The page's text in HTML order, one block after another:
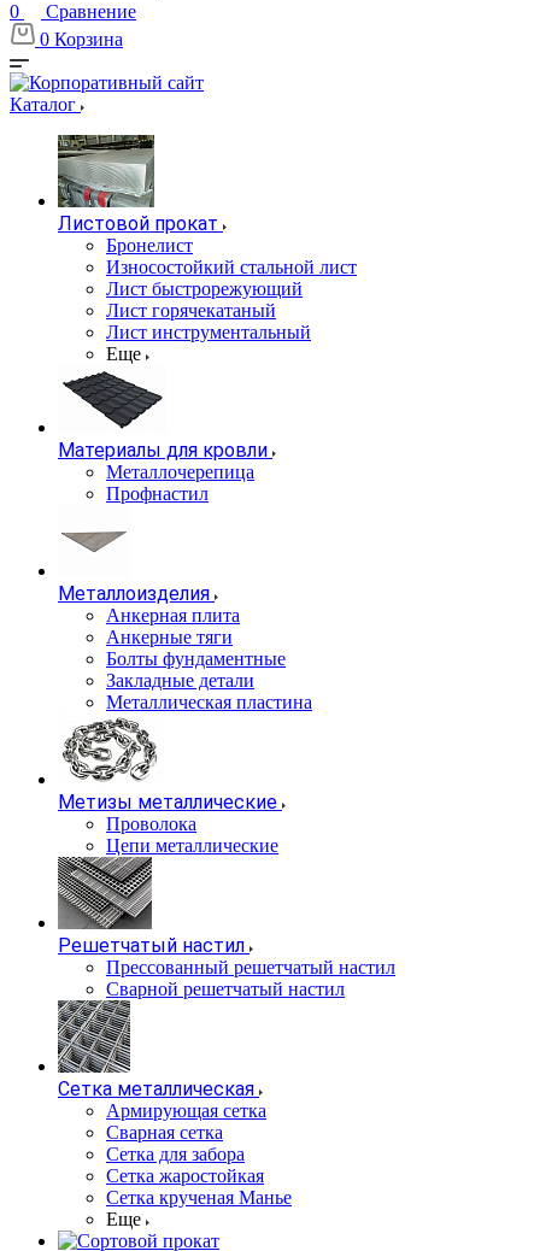
0
Сравнение
0 Корзина
Каталог
Листовой прокат
Бронелист
Износостойкий стальной лист
Лист быстрорежующий
Лист горячекатаный
Лист инструментальный
Еще
Материалы для кровли
Металлочерепица
Профнастил
Металлоизделия
Анкерная плита
Анкерные тяги
Болты фундаментные
Закладные детали
Металлическая пластина
Метизы металлические
Проволока
Цепи металлические
Решетчатый настил
Прессованный решетчатый настил
Сварной решетчатый настил
Сетка металлическая
Армирующая сетка
Сварная сетка
Сетка для забора
Сетка жаростойкая
Сетка крученая Манье
Еще